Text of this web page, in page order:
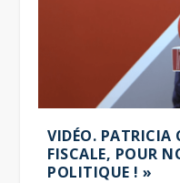
VIDÉO. PATRICIA
FISCALE, POUR
POLITIQUE ! »